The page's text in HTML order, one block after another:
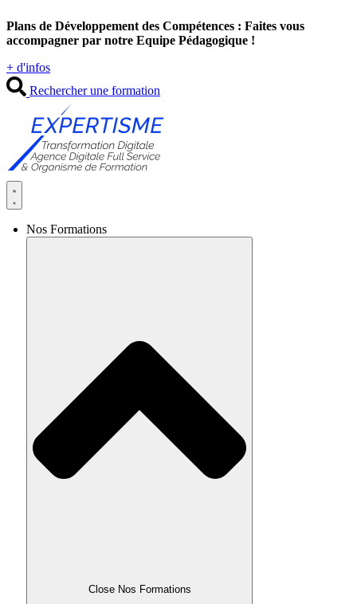
au
contenu
Plans de Développement des Compétences : Faites vous
accompagner par notre Equipe Pédagogique !
+ d'infos
Rechercher une formation
Nos Formations
Close Nos Formations